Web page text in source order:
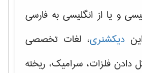
و یا از انگلیسی به فارسی
دیکشنری، لغات تخصصی
دادن فلزات، سرامیک، ریخته